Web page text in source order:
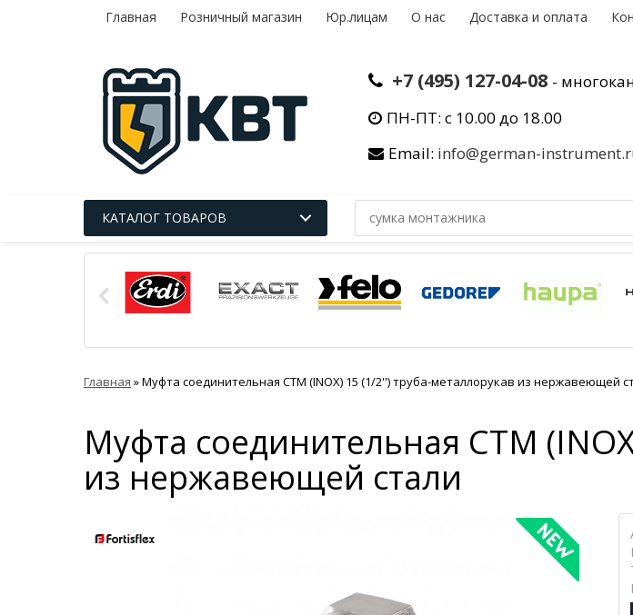
Главная Розничный магазин Юр.лицам О нас Доставка и оплата
+7 (495) 127-04-08 -
ПН-ПТ: с 10.00 до 18.00
Email: info@german-
КАТАЛОГ ТОВАРОВ
Главная »Муфта соединительная СТМ (INOX) 15 (1/2'') труба-металлорукав из нержавеющей
Муфта соединительная СТМ
из нержавеющей стали